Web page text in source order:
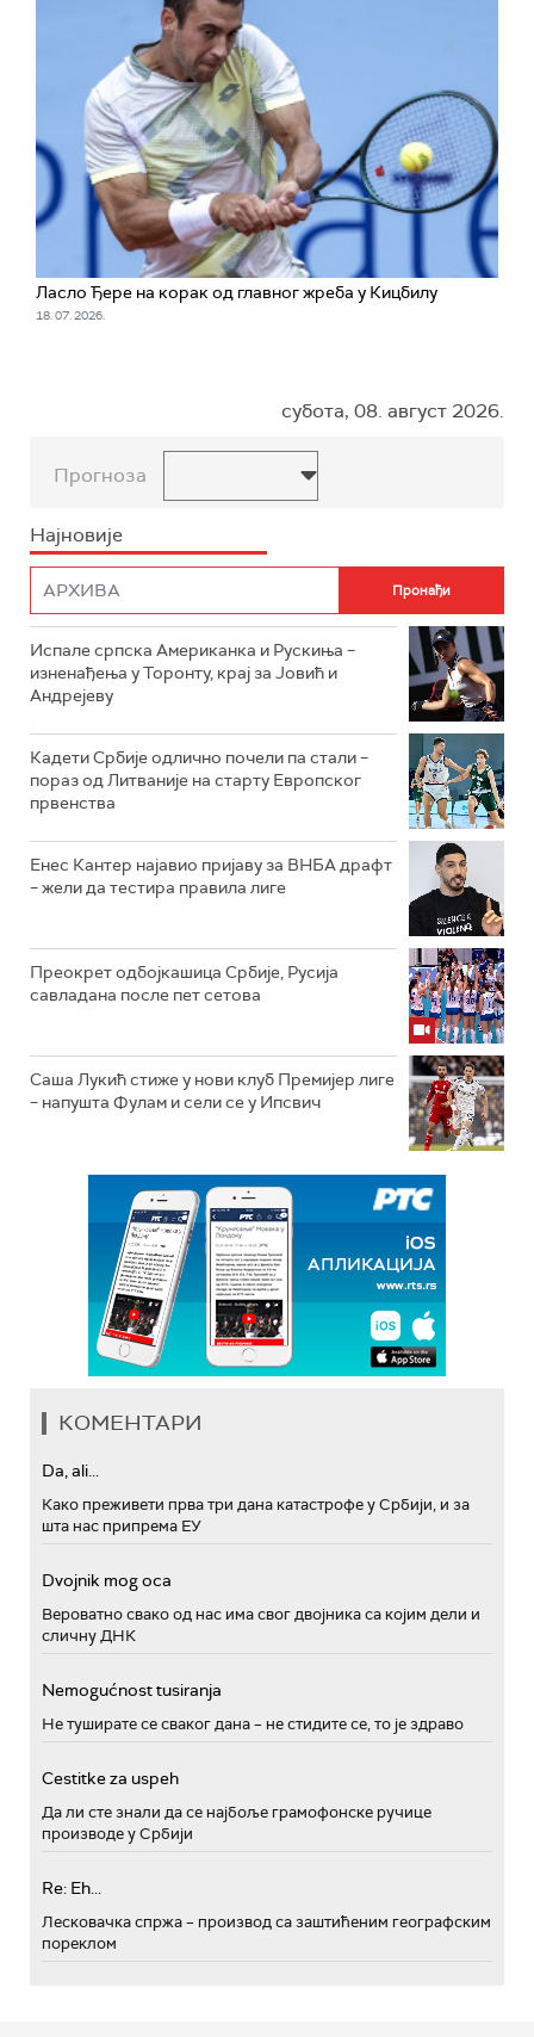
Ласло Ђере на корак од главног жреба у Кицбилу
18. 07. 2026.
субота, 08. август 2026.
Прогноза
Најновије
Испале српска Американка и Рускиња –
изненађења у Торонту, крај за Јовић и
Андрејеву
Кадети Србије одлично почели па стали –
пораз од Литваније на старту Европског
првенства
Енес Кантер најавио пријаву за ВНБА драфт
– жели да тестира правила лиге
Преокрет одбојкашица Србије, Русија
савладана после пет сетова
Саша Лукић стиже у нови клуб Премијер лиге
– напушта Фулам и сели се у Ипсвич
КОМЕНТАРИ
Da, ali...
Како преживети прва три дана катастрофе у Србији, и за
шта нас припрема ЕУ
Dvojnik mog oca
Вероватно свако од нас има свог двојника са којим дели и
сличну ДНК
Nemogućnost tusiranja
Не туширате се сваког дана – не стидите се, то је здраво
Cestitke za uspeh
Да ли сте знали да се најбоље грамофонске ручице
производе у Србији
Re: Eh...
Лесковачка спржа – производ са заштићеним географским
пореклом